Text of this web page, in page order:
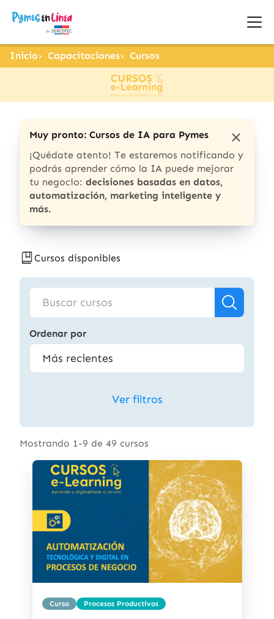
Inicio Capacitaciones Cursos
Muy pronto: Cursos de IA para Pymes
¡Quédate atento! Te estaremos notificando y
podrás aprender cómo la IA puede mejorar
tu negocio: decisiones basadas en datos,
automatización, marketing inteligente y
más.
Cursos disponibles
Ordenar por
Ver filtros
Mostrando 1-9 de 49 cursos
Curso Procesos Productivos